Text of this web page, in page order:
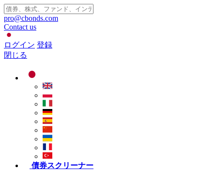
pro@cbonds.com
Contact us
ログイン 登録
閉じる
債券スクリーナー